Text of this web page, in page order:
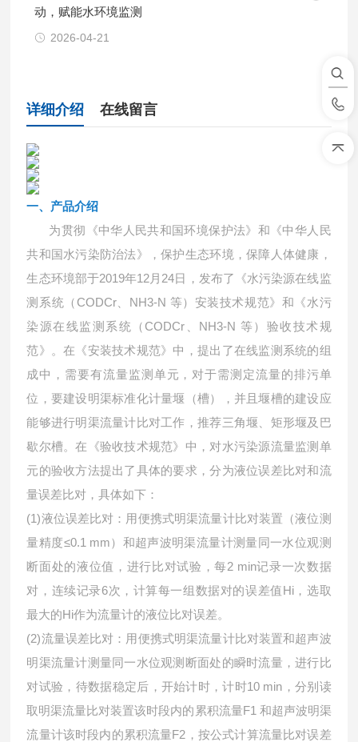
动，赋能水环境监测
2026-04-21
详细介绍 在线留言
一、产品介绍
为贯彻《中华人民共和国环境保护法》和《中华人民
共和国水污染防治法》，保护生态环境，保障人体健康，
生态环境部于2019年12月24日，发布了《水污染源在线监
测系统（CODCr、NH3-N 等）安装技术规范》和《水污
染源在线监测系统（CODCr、NH3-N 等）验收技术规
范》。在《安装技术规范》中，提出了在线监测系统的组
成中，需要有流量监测单元，对于需测定流量的排污单
位，要建设明渠标准化计量堰（槽），并且堰槽的建设应
能够进行明渠流量计比对工作，推荐三角堰、矩形堰及巴
歇尔槽。在《验收技术规范》中，对水污染源流量监测单
元的验收方法提出了具体的要求，分为液位误差比对和流
量误差比对，具体如下：
(1)液位误差比对：用便携式明渠流量计比对装置（液位测
量精度≤0.1 mm）和超声波明渠流量计测量同一水位观测
断面处的液位值，进行比对试验，每2 min记录一次数据
对，连续记录6次，计算每一组数据对的误差值Hi，选取
最大的Hi作为流量计的液位比对误差。
(2)流量误差比对：用便携式明渠流量计比对装置和超声波
明渠流量计测量同一水位观测断面处的瞬时流量，进行比
对试验，待数据稳定后，开始计时，计时10 min，分别读
取明渠流量比对装置该时段内的累积流量F1 和超声波明渠
流量计该时段内的累积流量F2，按公式计算流量比对误差